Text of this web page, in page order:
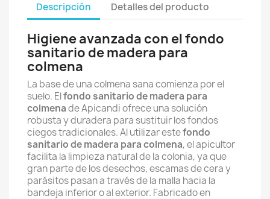
Descripción Detalles del producto
Higiene avanzada con el fondo
sanitario de madera para
colmena
La base de una colmena sana comienza por el
suelo. Elfondo sanitario de madera para
colmenade Apicandi ofrece una solución
robusta y duradera para sustituir los fondos
ciegos tradicionales. Al utilizar estefondo
sanitario de madera para colmena, el apicultor
facilita la limpieza natural de la colonia, ya que
gran parte de los desechos, escamas de cera y
parásitos pasan a través de la malla hacia la
bandeja inferior o al exterior. Fabricado en